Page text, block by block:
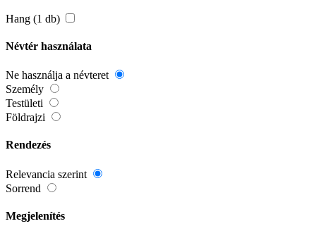
Hang (1 db)
Névtér használata
Ne használja a névteret
Személy
Testületi
Földrajzi
Rendezés
Relevancia szerint
Sorrend
Megjelenítés